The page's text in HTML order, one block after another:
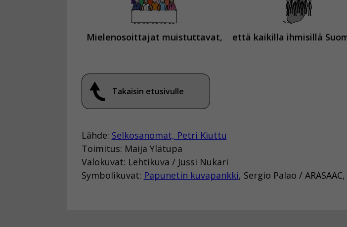
Mielenosoittajat muistuttavat, että kaikilla ihmisillä
Takaisin etusivulle
Lähde: Selkosanomat, Petri Kiuttu
Toimitus: Maija Ylätupa
Valokuvat: Lehtikuva / Jussi Nukari
Symbolikuvat: Papunetin kuvapankki, Sergio Palao /